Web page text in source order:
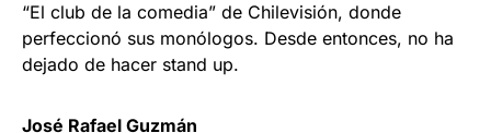
“El club de la comedia” de Chilevisión, donde
perfeccionó sus monólogos. Desde entonces, no ha
dejado de hacer stand up.
José Rafael Guzmán